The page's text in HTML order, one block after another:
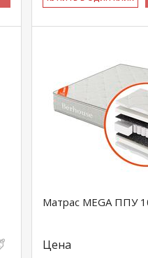
Матрас MEGA ППУ
Цена